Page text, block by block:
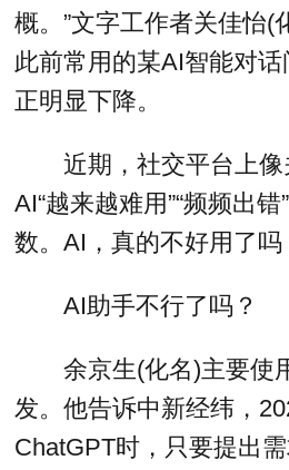
概。”文字工作者关佳怡(
此前常用的某AI智能对
正明显下降。
近期，社交平台上
AI“越来越难用”“频频出
数。AI，真的不好用了吗
AI助手不行了吗？
余京生(化名)主要使
发。他告诉中新经纬，
ChatGPT时，只要提出